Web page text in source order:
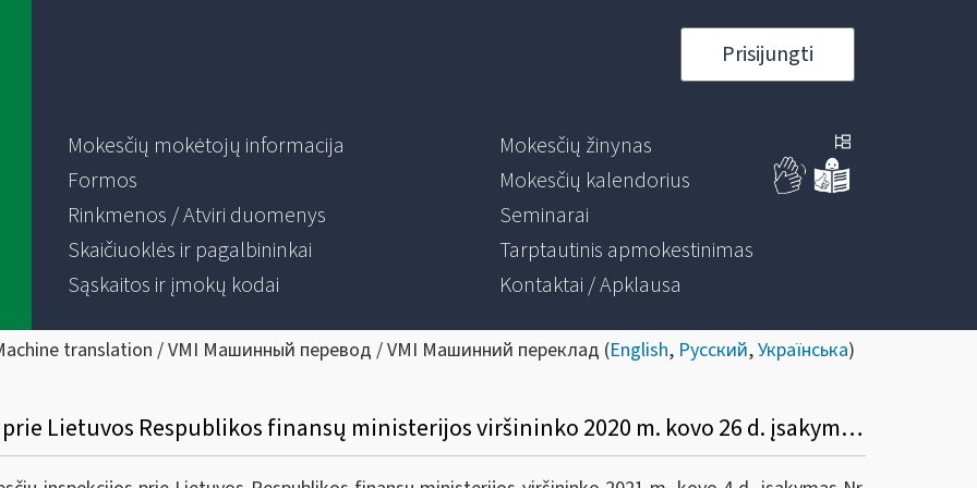
Prisijungti
Mokesčių mokėtojų informacija
Formos
Rinkmenos / Atviri duomenys
Skaičiuoklės ir pagalbininkai
Sąskaitos ir įmokų kodai
Mokesčių žinynas
Mokesčių kalendorius
Seminarai
Tarptautinis apmokestinimas
Kontaktai / Apklausa
translation / VMI Машинный перевод / VMI Машинний переклад (English, Русский,Українська)
Dėl Valstybinės mokesčių inspekcijos prie Lietuvos Respublikos finansų ministerijos viršininko 2020 m. kovo 26 d. įsakymo Nr. VA-27 „Dėl pagalbos priemonių mokesčių mokėtojams, paveiktiems koronaviruso (COVID-19) sukeltų neigiamų pasekmių“ pakeitimo